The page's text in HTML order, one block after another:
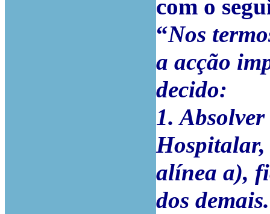
com o
“Nos
a acção
decido:
1.
alínea a),
dos demais.